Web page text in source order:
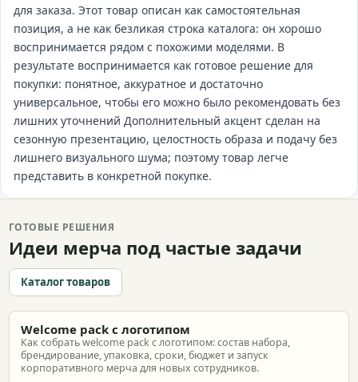
для заказа. Этот товар описан как самостоятельная
позиция, а не как безликая строка каталога: он хорошо
воспринимается рядом с похожими моделями. В
результате воспринимается как готовое решение для
покупки: понятное, аккуратное и достаточно
универсальное, чтобы его можно было рекомендовать без
лишних уточнений Дополнительный акцент сделан на
сезонную презентацию, целостность образа и подачу без
лишнего визуального шума; поэтому товар легче
представить в конкретной покупке.
ГОТОВЫЕ РЕШЕНИЯ
Идеи мерча под частые задачи
Каталог товаров
Welcome pack с логотипом
Как собрать welcome pack с логотипом: состав набора,
брендирование, упаковка, сроки, бюджет и запуск
корпоративного мерча для новых сотрудников.